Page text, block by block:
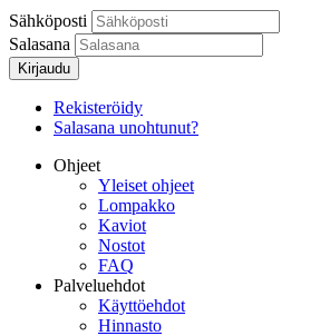
Sähköposti
Salasana
Kirjaudu
Rekisteröidy
Salasana unohtunut?
Ohjeet
Yleiset ohjeet
Lompakko
Kaviot
Nostot
FAQ
Palveluehdot
Käyttöehdot
Hinnasto